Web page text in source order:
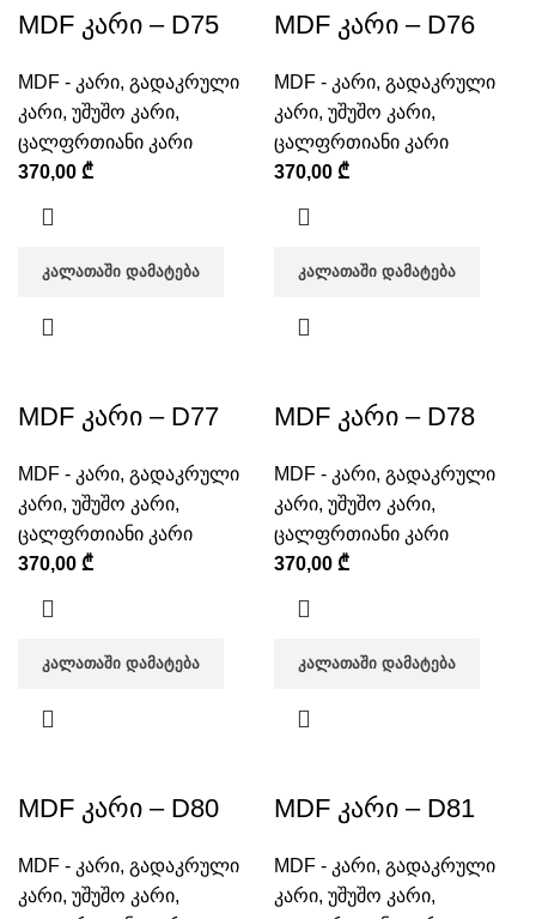
MDF კარი – D75
MDF - კარი, გადაკრული
კარი, უშუშო კარი,
ცალფრთიანი კარი
370,00 ₾
ᲙᲐᲚᲐᲗᲐᲨᲘ ᲓᲐᲛᲐᲢᲔᲑᲐ
MDF კარი – D76
MDF - კარი, გადაკრული
კარი, უშუშო კარი,
ცალფრთიანი კარი
370,00 ₾
ᲙᲐᲚᲐᲗᲐᲨᲘ ᲓᲐᲛᲐᲢᲔᲑᲐ
MDF კარი – D77
MDF - კარი, გადაკრული
კარი, უშუშო კარი,
ცალფრთიანი კარი
370,00 ₾
ᲙᲐᲚᲐᲗᲐᲨᲘ ᲓᲐᲛᲐᲢᲔᲑᲐ
MDF კარი – D78
MDF - კარი, გადაკრული
კარი, უშუშო კარი,
ცალფრთიანი კარი
370,00 ₾
ᲙᲐᲚᲐᲗᲐᲨᲘ ᲓᲐᲛᲐᲢᲔᲑᲐ
MDF კარი – D80
MDF - კარი, გადაკრული
კარი, უშუშო კარი,
MDF კარი – D81
MDF - კარი, გადაკრული
კარი, უშუშო კარი,